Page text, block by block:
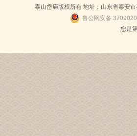
泰山岱庙版权所有 地址：山东省泰安
鲁公网安备
您是